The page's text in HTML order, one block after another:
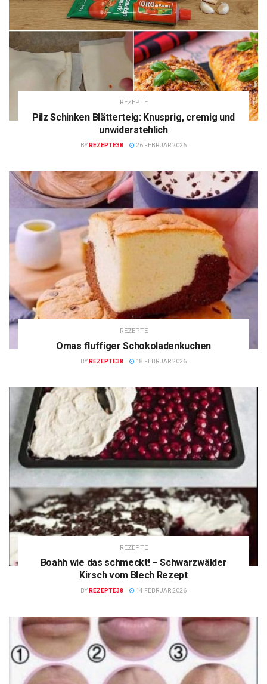
REZEPTE
Pilz Schinken Blätterteig: Knusprig, cremig und
unwiderstehlich
BY REZEPTE38 26 FEBRUAR 2026
REZEPTE
Omas fluffiger Schokoladenkuchen
BY REZEPTE38 18 FEBRUAR 2026
REZEPTE
Boahh wie das schmeckt! – Schwarzwälder
Kirsch vom Blech Rezept
BY REZEPTE38 14 FEBRUAR 2026